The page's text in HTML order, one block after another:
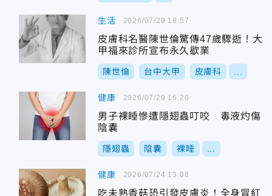
生活
皮膚科名醫陳世倫驚傳47歲驟逝！大
甲福來診所宣布永久歇業
陳世倫 台中大甲 皮膚科
2026/07/29 18:57
健康
男子裸睡慘遭隱翅蟲叮咬 毒液灼傷
陰囊
隱翅蟲 陰囊 裸睡
2026/07/29 16:20
健康
吃未熟香菇恐引發皮膚炎！全身冒紅
2026/07/24 13:08